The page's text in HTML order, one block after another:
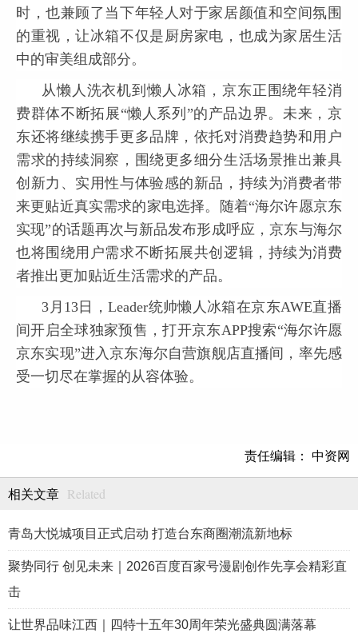
时，也兼顾了当下年轻人对于家居颜值和空间氛围
的重视，让冰箱不仅是厨房家电，也成为家居生活
中的审美组成部分。
从懒人洗衣机到懒人冰箱，京东正围绕年轻消
费群体不断拓展“懒人系列”的产品边界。未来，京
东还将继续携手更多品牌，依托对消费趋势和用户
需求的持续洞察，围绕更多细分生活场景推出兼具
创新力、实用性与体验感的新品，持续为消费者带
来更贴近真实需求的家电选择。随着“海尔许愿京东
实现”的话题再次与新品发布形成呼应，京东与海尔
也将围绕用户需求不断拓展共创逻辑，持续为消费
者推出更加贴近生活需求的产品。
3月13日，Leader统帅懒人冰箱在京东AWE直播
间开启全球独家预售，打开京东APP搜索“海尔许愿
京东实现”进入京东海尔自营旗舰店直播间，率先感
受一切尽在掌握的从容体验。
责任编辑： 中资网
相关文章 Related
青岛大悦城项目正式启动 打造台东商圈潮流新地标
聚势同行 创见未来｜2026百度百家号漫剧创作先享会精彩直
击
让世界品味江西｜四特十五年30周年荣光盛典圆满落幕